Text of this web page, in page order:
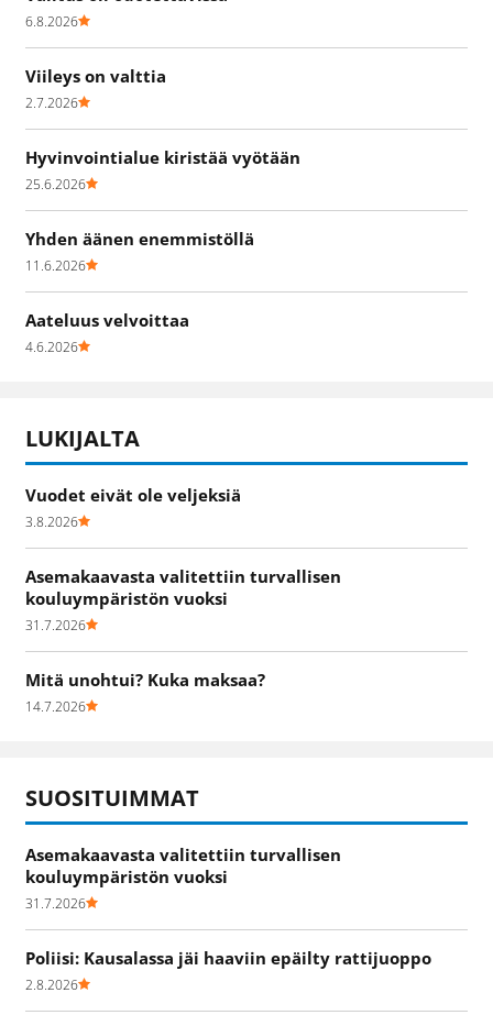
6.8.2026
Viileys on valttia
2.7.2026
Hyvinvointialue kiristää vyötään
25.6.2026
Yhden äänen enemmistöllä
11.6.2026
Aateluus velvoittaa
4.6.2026
LUKIJALTA
Vuodet eivät ole veljeksiä
3.8.2026
Asemakaavasta valitettiin turvallisen
kouluympäristön vuoksi
31.7.2026
Mitä unohtui? Kuka maksaa?
14.7.2026
SUOSITUIMMAT
Asemakaavasta valitettiin turvallisen
kouluympäristön vuoksi
31.7.2026
Poliisi: Kausalassa jäi haaviin epäilty rattijuoppo
2.8.2026